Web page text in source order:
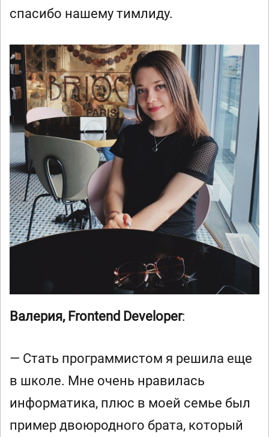
спасибо нашему тимлиду.
Валерия, Frontend Developer:
— Стать программистом я решила еще
в школе. Мне очень нравилась
информатика, плюс в моей семье был
пример двоюродного брата, который